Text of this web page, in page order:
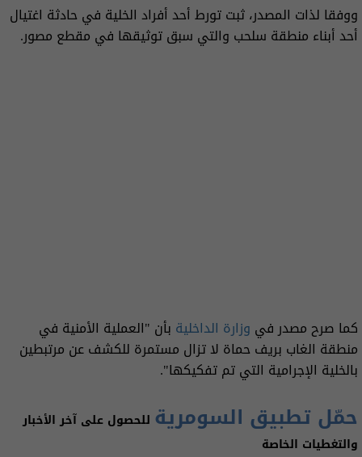
ووفقا لذات المصدر، ثبت تورط أحد أفراد الخلية في حادثة اغتيال
أحد أبناء منطقة سلحب والتي سبق توثيقها في مقطع مصور.
كما صرح مصدر في وزارة الداخلية بأن "العملية الأمنية في
منطقة الغاب بريف حماة لا تزال مستمرة للكشف عن مرتبطين
بالخلية الإجرامية التي تم تفكيكها".
حمّل تطبيق السومرية للحصول على آخر الأخبار
والتغطيات الخاصة